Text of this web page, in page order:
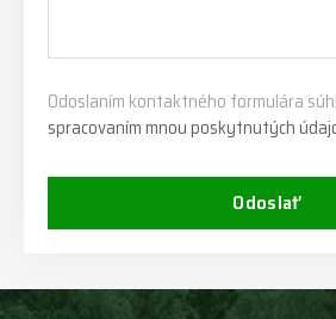
Odoslaním kontaktného formulára
spracovaním mnou poskytnutých
Odoslať